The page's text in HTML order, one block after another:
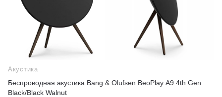
Акустика
Беспроводная акустика Bang & Olufsen BeoPlay A9 4th Gen
Black/Black Walnut